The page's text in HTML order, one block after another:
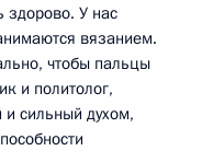
здорово. У нас
вязанием.
чтобы пальцы
и политолог,
и сильный духом,